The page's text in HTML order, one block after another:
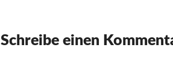
Schreibe einen